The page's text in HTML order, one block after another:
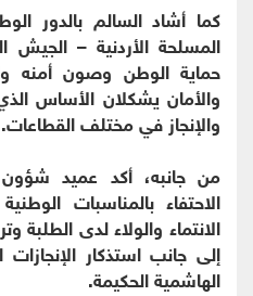
كما أشاد السالم بالدور
المسلحة الأردنية – الجيش
حماية الوطن وصون أمنه
والأمان يشكلان الأساس
والإنجاز في مختلف القطاعات.
من جانبه، أكد عميد
الاحتفاء بالمناسبات
الانتماء والولاء لدى
إلى جانب استذكار
الهاشمية الحكيمة.